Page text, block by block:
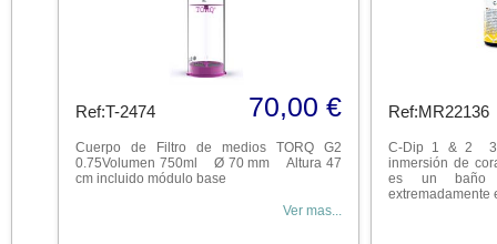
Ref:T-2474 70,00 €
Cuerpo de Filtro de medios TORQ G2
0.75Volumen 750ml Ø 70 mm Altura 47
cm incluido módulo base
Ver mas...
Ref:MR22136
C-Dip 1 & 2
inmersión de
es un baño
extremadamente